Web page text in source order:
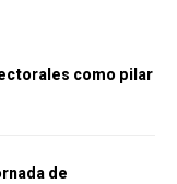
como pilar
de